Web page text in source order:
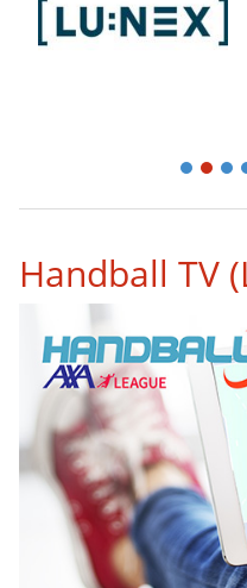
1 2 3
Handball TV